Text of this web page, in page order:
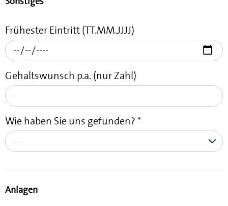
Frühester Eintritt (TT.MM.JJJJ)
Gehaltswunsch p.a. (nur Zahl)
Wie haben Sie uns gefunden? *
---
Anlagen